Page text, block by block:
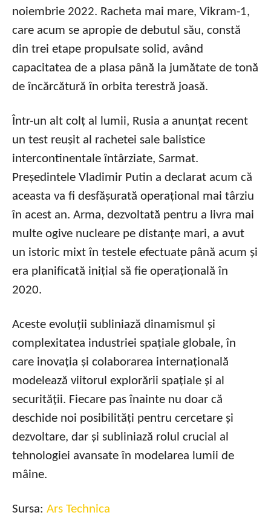
noiembrie 2022. Racheta mai mare, Vikram-1,
care acum se apropie de debutul său, constă
din trei etape propulsate solid, având
capacitatea de a plasa până la jumătate de tonă
de încărcătură în orbita terestră joasă.
Într-un alt colț al lumii, Rusia a anunțat recent
un test reușit al rachetei sale balistice
intercontinentale întârziate, Sarmat.
Președintele Vladimir Putin a declarat acum că
aceasta va fi desfășurată operațional mai târziu
în acest an. Arma, dezvoltată pentru a livra mai
multe ogive nucleare pe distanțe mari, a avut
un istoric mixt în testele efectuate până acum și
era planificată inițial să fie operațională în
2020.
Aceste evoluții subliniază dinamismul și
complexitatea industriei spațiale globale, în
care inovația și colaborarea internațională
modelează viitorul explorării spațiale și al
securității. Fiecare pas înainte nu doar că
deschide noi posibilități pentru cercetare și
dezvoltare, dar și subliniază rolul crucial al
tehnologiei avansate în modelarea lumii de
mâine.
Sursa: Ars Technica